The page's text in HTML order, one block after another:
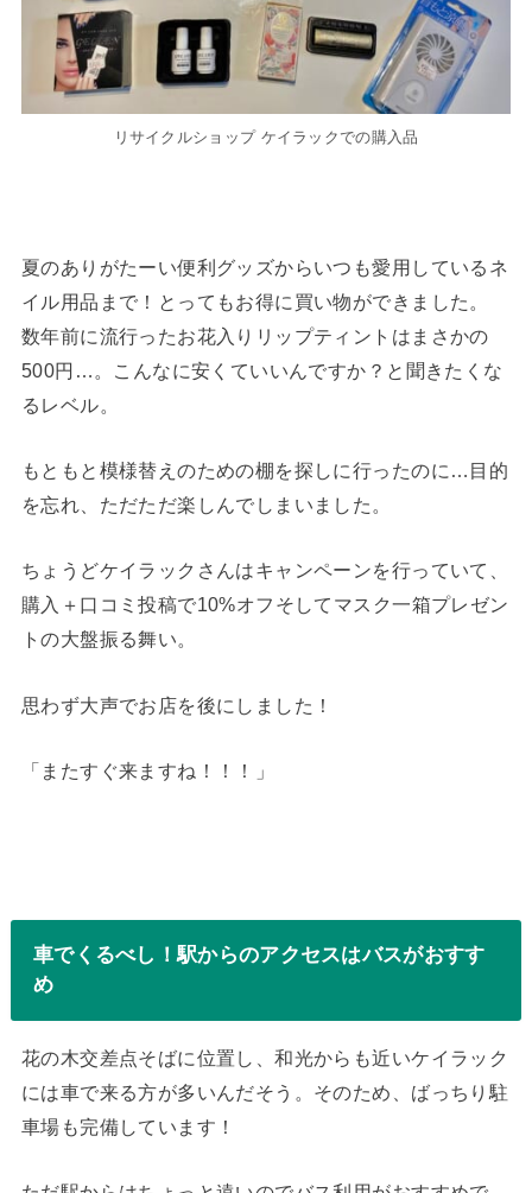
リサイクルショップ ケイラックでの購入品
夏のありがたーい便利グッズからいつも愛用しているネ
イル用品まで！とってもお得に買い物ができました。
数年前に流行ったお花入りリップティントはまさかの
500円…。こんなに安くていいんですか？と聞きたくな
るレベル。
もともと模様替えのための棚を探しに行ったのに…目的
を忘れ、ただただ楽しんでしまいました。
ちょうどケイラックさんはキャンペーンを行っていて、
購入＋口コミ投稿で10%オフそしてマスク一箱プレゼン
トの大盤振る舞い。
思わず大声でお店を後にしました！
「またすぐ来ますね！！！」
車でくるべし！駅からのアクセスはバスがおすす
め
花の木交差点そばに位置し、和光からも近いケイラック
には車で来る方が多いんだそう。そのため、ばっちり駐
車場も完備しています！